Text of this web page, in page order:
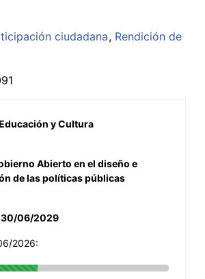
ciudadana Rendición de
y Cultura
Abierto en el diseño e
de las políticas públicas
06/2029
2026: